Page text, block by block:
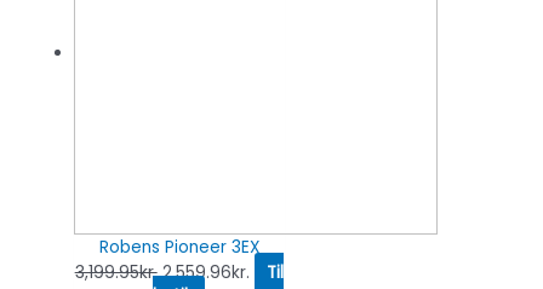
Robens Pioneer 3EX
3,199.95kr. 2,559.96kr.
Til